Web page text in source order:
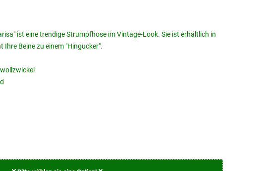
ist eine trendige Strumpfhose im Vintage-Look. Sie ist erhältlich in
Beine zu einem "Hingucker".